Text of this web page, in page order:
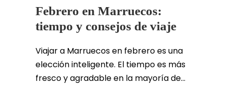
Febrero en Marruecos:
tiempo y consejos de viaje
Viajar a Marruecos en febrero es una
elección inteligente. El tiempo es más
fresco y agradable en la mayoría de...